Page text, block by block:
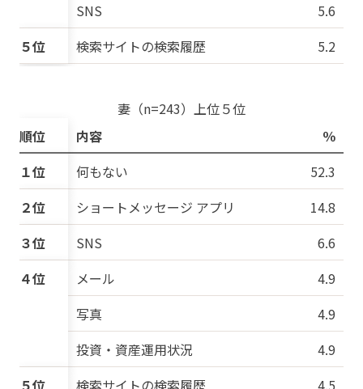
SNS
5.6
５位
検索サイトの検索履歴 5.2
妻（n=243）上位５位
順位
内容
％
１位
何もない
52.3
２位
ショートメッセージ アプリ
14.8
３位
SNS
6.6
４位
メール
4.9
写真
4.9
投資・資産運用状況
4.9